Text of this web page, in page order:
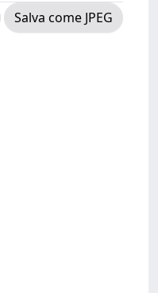
Salva come JPEG